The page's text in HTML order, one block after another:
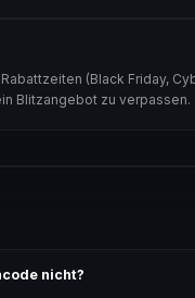
(Black Friday,
Blitzangebot zu verpassen.
nicht?